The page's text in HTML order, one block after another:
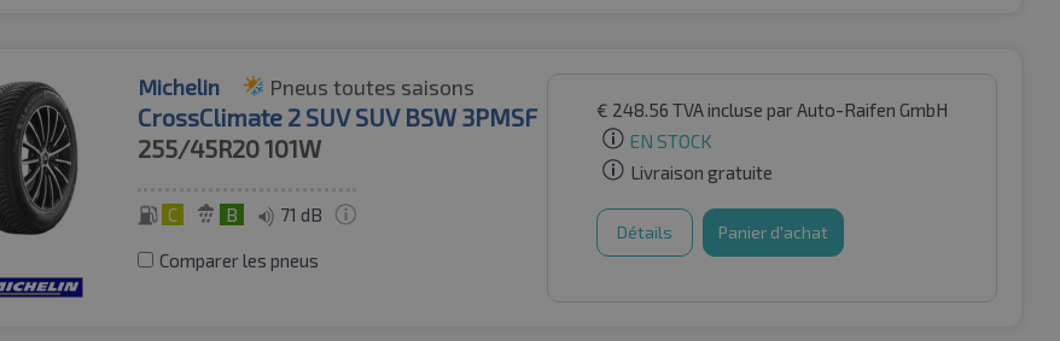
Michelin Pneus toutes saisons
CrossClimate 2 SUV SUV BSW 3PMSF
255/45R20101W
C B 71 dB
Comparer les pneus
€ 248.56 TVA incluse par Auto-Raifen GmbH
EN STOCK
Livraison gratuite
Détails Panier d'achat